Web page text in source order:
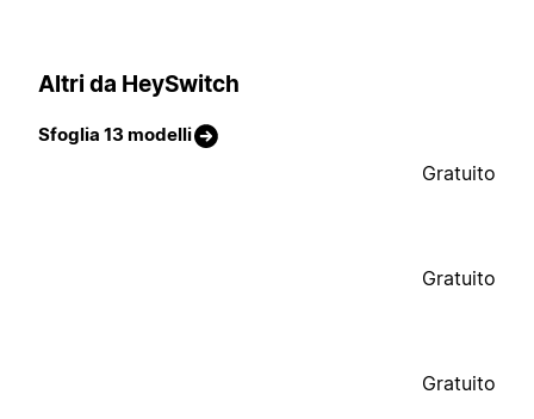
Altri da HeySwitch
Sfoglia 13 modelli
Gratuito
Gratuito
Gratuito